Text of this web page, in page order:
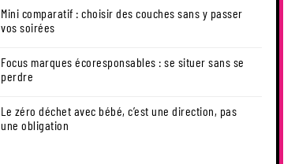
Mini comparatif : choisir des couches sans y passer
vos soirées
Focus marques écoresponsables : se situer sans se
perdre
Le zéro déchet avec bébé, c’est une direction, pas
une obligation